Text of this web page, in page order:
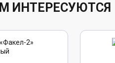
ИНТЕРЕСУЮТСЯ